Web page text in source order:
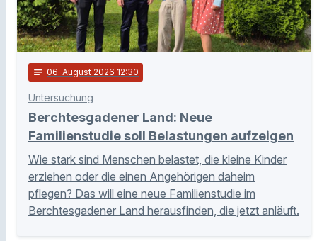
notes 06. August 2026 12:30
Untersuchung
Berchtesgadener Land: Neue
Familienstudie soll Belastungen aufzeigen
Wie stark sind Menschen belastet, die kleine Kinder
erziehen oder die einen Angehörigen daheim
pflegen? Das will eine neue Familienstudie im
Berchtesgadener Land herausfinden, die jetzt anläuft.